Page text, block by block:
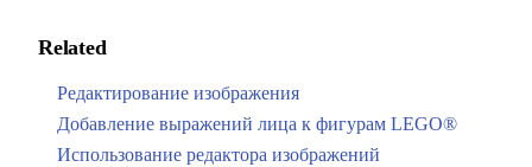
Related
Редактирование изображения
Добавление выражений лица к фигурам LEGO®
Использование редактора изображений